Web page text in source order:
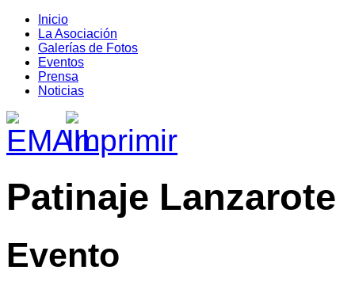
Inicio
La Asociación
Galerías de Fotos
Eventos
Prensa
Noticias
Patinaje Lanzarote
Evento